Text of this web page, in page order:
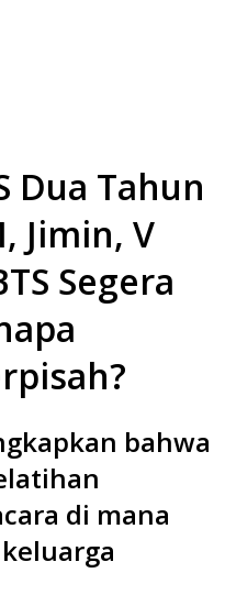
Dua Tahun
Jimin, V
Segera
bahwa
di mana